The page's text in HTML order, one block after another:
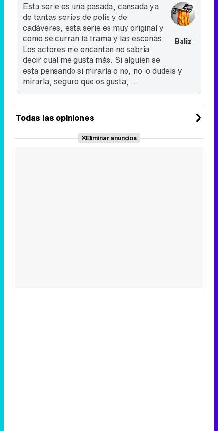
Baliz
Esta serie es una pasada, cansada ya
de tantas series de polis y de
cadáveres, esta serie es muy original y
como se curran la trama y las escenas.
Los actores me encantan no sabria
decir cual me gusta más. Si alguien se
esta pensando si mirarla o no, no lo dudeis y
mirarla, seguro que os gusta, ...
Todas las opiniones
Eliminar anuncios